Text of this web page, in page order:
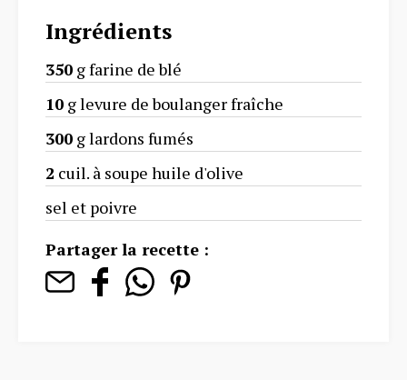
Ingrédients
350 g farine de blé
10 g levure de boulanger fraîche
300 g lardons fumés
2 cuil. à soupe huile d'olive
sel et poivre
Partager la recette :